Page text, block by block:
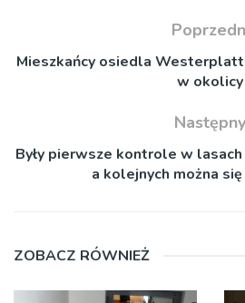
Mieszkańcy osiedla
w okolicy
Następny
Były pierwsze kontrole w lasach
a kolejnych można
ZOBACZ RÓWNIEŻ